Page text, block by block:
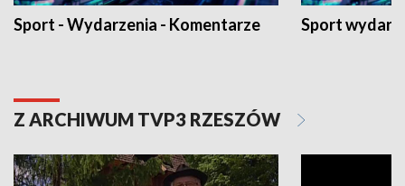
Sport - Wydarzenia - Komentarze Sport
Z ARCHIWUM TVP3 RZESZÓW